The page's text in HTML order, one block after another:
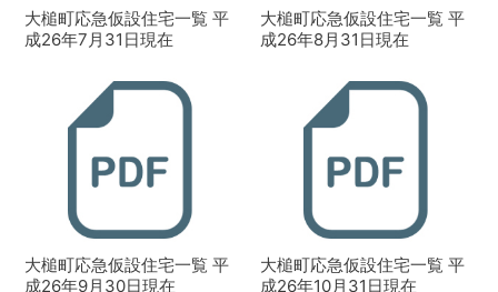
大槌町応急仮設住宅一覧 平
成26年7月31日現在
大槌町応急仮設住宅一覧 平
成26年8月31日現在
大槌町応急仮設住宅一覧 平
成26年9月30日現在
大槌町応急仮設住宅一覧 平
成26年10月31日現在